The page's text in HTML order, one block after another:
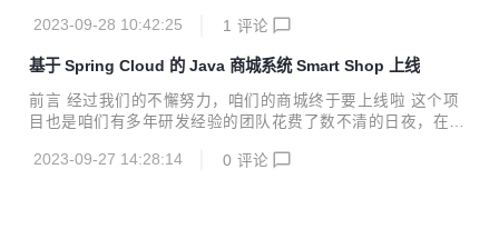
g Boot +Mybat...
n、Redis、Canal的微服务框架。中台系统通过订单中心、会
行管理，支持多种业务属性的共性能力，实现了快速部署和服
务复用，围绕大中台和小前台的设计理念，为用户提供便捷、
高效的电商解决方案。 我们致力于通过gitee平台分享我们的
统的迭代优化，更好地服务于用户。 交流需求，交流业务，...
2023-09-28 10:42:25 1 评论
基于 Spring Cloud 的 Java 商城系统 Smart Shop 上线
前言 经过我们的不懈努力，咱们的商城终于要上线啦 这个项
目也是咱们有多年研发经验的团队花费了数不清的日夜，在大
JDK、skywalking8.12.0、spring boot 2.7、dubbo3.2.4 rpc
2023-09-27 14:28:14 0 评论